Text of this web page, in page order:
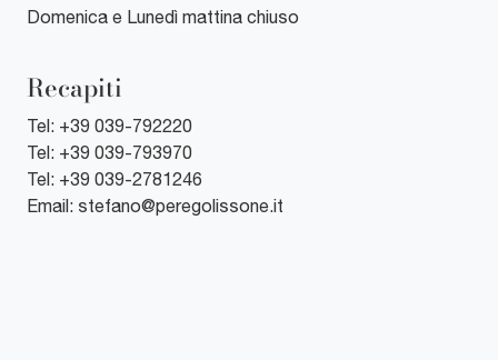
Domenica e Lunedì mattina chiuso
Recapiti
Tel: +39 039-792220
Tel: +39 039-793970
Tel: +39 039-2781246
Email: stefano@peregolissone.it